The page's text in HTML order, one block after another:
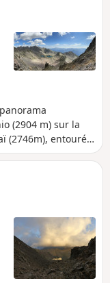
(2904 m) sur la
(2746m), entourés
Vous pourrez
Ténibre (3031m)
l'ascension,
de Vens
est praticable, et,
ascension.